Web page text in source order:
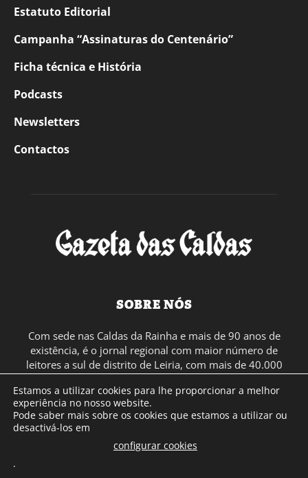
Estatuto Editorial
Campanha “Assinaturas do Centenário”
Ficha técnica e História
Podcasts
Newsletters
Contactos
SOBRE NÓS
Com sede nas Caldas da Rainha e mais de 90 anos de
existência, é o jornal regional com maior número de
leitores a sul de distrito de Leiria, com mais de 40.000
leitores por toda a região Oeste. Jornal com distribuição
em Portugal Continental e assinatura online.
SIGA-NOS
Estamos a utilizar cookies para lhe proporcionar a melhor
experiência no nosso website.
Pode saber mais sobre os cookies que estamos a utilizar ou
desactivá-los em
configurar cookies
.